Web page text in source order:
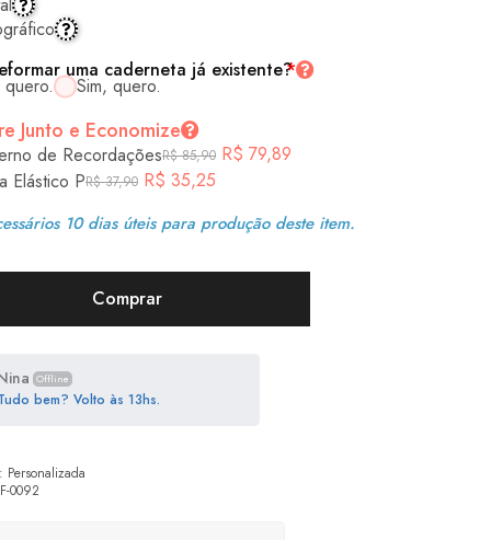
*
uma caderneta já existente?
Sim, quero.
Junto e Economize
de RecordaçõesR$85,90 R$ 79,89
Elástico PR$37,90 R$ 35,25
10 dias úteis para produção deste item.
Comprar
Offline
bem? Volto às 13hs.
0092
Personalizada